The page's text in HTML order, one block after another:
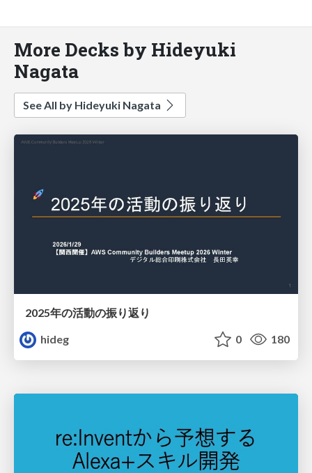
More Decks by Hideyuki
Nagata
See All by Hideyuki Nagata
2025年の活動の振り返り
hideg
0 180